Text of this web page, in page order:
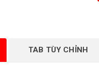
TAB TÙY CHỈNH